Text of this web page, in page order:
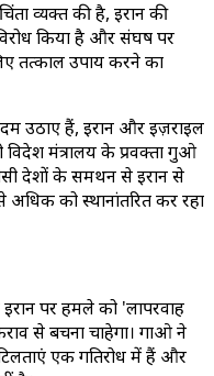
व्यक्त की है, ईरान की
किया है और संघर्ष पर
तत्काल उपाय करने का
उठाए हैं, ईरान और इज़राइल
विदेश मंत्रालय के प्रवक्ता गुओ
देशों के समर्थन से ईरान से
को स्थानांतरित कर रहा
पर हमले को 'लापरवाह
से बचना चाहेगा। गाओ ने
एक गतिरोध में हैं और